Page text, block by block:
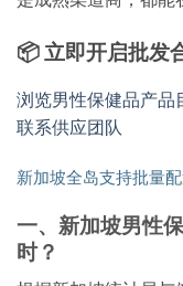
📦 立即开启批发
浏览男性保健品产品
联系供应团队
新加坡全岛支持批量
一、新加坡男性
时？